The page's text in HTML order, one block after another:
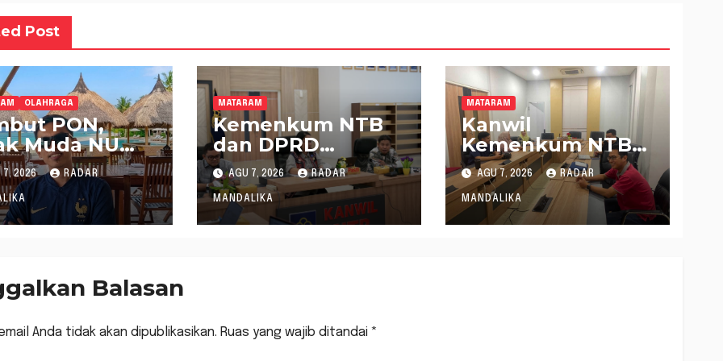
Post
OLAHRAGA
PON,
Muda NU
Dukung
Pimpin
NTB
7, 2026 RADAR
MATARAM
Kemenkum NTB
dan DPRD
Sumbawa
Mantapkan
Rencana
Pembentukan 8
AGU 7, 2026 RADAR
MANDALIKA
MATARAM
Kanwil
Kemenkum NTB
Gelar Konsultasi
Penghitungan
Kebutuhan
Formasi JF
AGU 7, 2026 RADAR
MANDALIKA
Balasan
Anda tidak akan dipublikasikan. Ruas yang wajib ditandai *